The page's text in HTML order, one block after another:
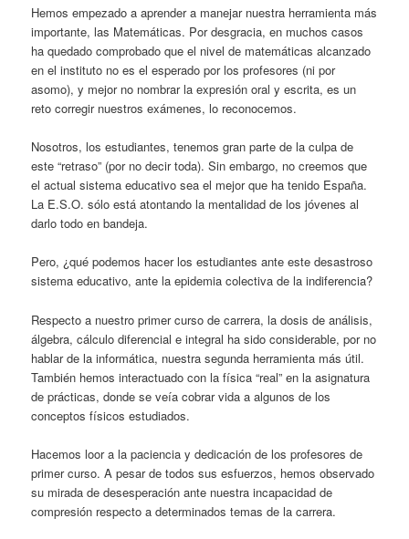
Hemos empezado a aprender a manejar nuestra herramienta más
importante, las Matemáticas. Por desgracia, en muchos casos
ha quedado comprobado que el nivel de matemáticas alcanzado
en el instituto no es el esperado por los profesores (ni por
asomo), y mejor no nombrar la expresión oral y escrita, es un
reto corregir nuestros exámenes, lo reconocemos.
Nosotros, los estudiantes, tenemos gran parte de la culpa de
este “retraso” (por no decir toda). Sin embargo, no creemos que
el actual sistema educativo sea el mejor que ha tenido España.
La E.S.O. sólo está atontando la mentalidad de los jóvenes al
darlo todo en bandeja.
Pero, ¿qué podemos hacer los estudiantes ante este desastroso
sistema educativo, ante la epidemia colectiva de la indiferencia?
Respecto a nuestro primer curso de carrera, la dosis de análisis,
álgebra, cálculo diferencial e integral ha sido considerable, por no
hablar de la informática, nuestra segunda herramienta más útil.
También hemos interactuado con la física “real” en la asignatura
de prácticas, donde se veía cobrar vida a algunos de los
conceptos físicos estudiados.
Hacemos loor a la paciencia y dedicación de los profesores de
primer curso. A pesar de todos sus esfuerzos, hemos observado
su mirada de desesperación ante nuestra incapacidad de
compresión respecto a determinados temas de la carrera.